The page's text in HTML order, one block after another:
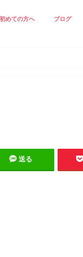
初めての方へ ブログ
送る